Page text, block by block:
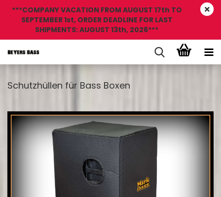
***COMPANY VACATION FROM AUGUST 17th TO
SEPTEMBER 1st, ORDER DEADLINE FOR LAST
SHIPMENTS: AUGUST 13th, 2026***
Schutzhüllen für Bass Boxen